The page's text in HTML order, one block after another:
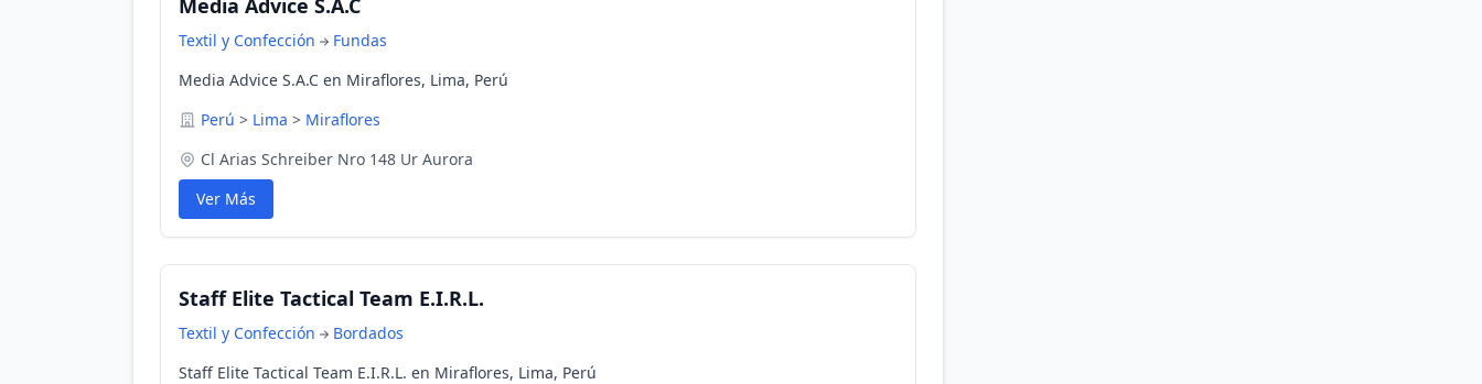
Media Advice S.A.C
Textil y Confección
Fundas
Media Advice S.A.C en Miraflores, Lima, Perú
Perú > Lima > Miraflores
Cl Arias Schreiber Nro 148 Ur Aurora
Ver Más
Staff Elite Tactical Team E.I.R.L.
Textil y Confección
Bordados
Staff Elite Tactical Team E.I.R.L. en Miraflores, Lima, Perú